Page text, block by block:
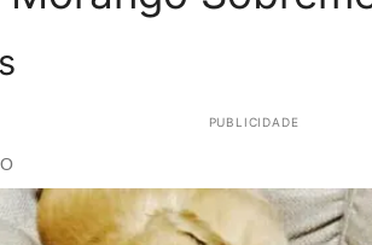
PUBLICIDADE